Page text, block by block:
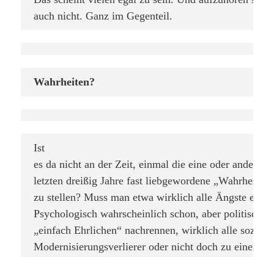
auch nicht. Ganz im Gegenteil.
Wahrheiten?
Ist
es da nicht an der Zeit, einmal die eine oder andere
letzten dreißig Jahre fast liebgewordene
zu stellen? Muss man etwa wirklich alle Ängste ernst
Psychologisch wahrscheinlich schon, aber politisch?
„einfach Ehrlichen“ nachrennen, wirklich alle sozial
Modernisierungsverlierer oder nicht doch zu einem